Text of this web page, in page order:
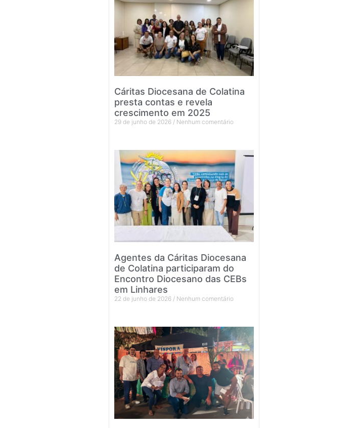
Cáritas Diocesana de Colatina
presta contas e revela
crescimento em 2025
29 de junho de 2026 Nenhum comentário
Agentes da Cáritas Diocesana
de Colatina participaram do
Encontro Diocesano das CEBs
em Linhares
22 de junho de 2026 Nenhum comentário